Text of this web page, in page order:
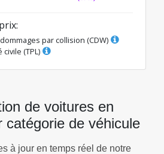
:
par collision (CDW)
(TPL)
de voitures en
catégorie de véhicule
à jour en temps réel de notre